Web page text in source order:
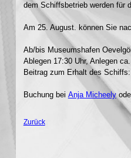
dem Schiffsbetrieb werden für
Am 25. August. können Sie
Ab/bis Museumshafen
Ablegen 17:30 Uhr, Anlegen
Beitrag zum Erhalt des
Buchung bei Anja Micheely
Zurück